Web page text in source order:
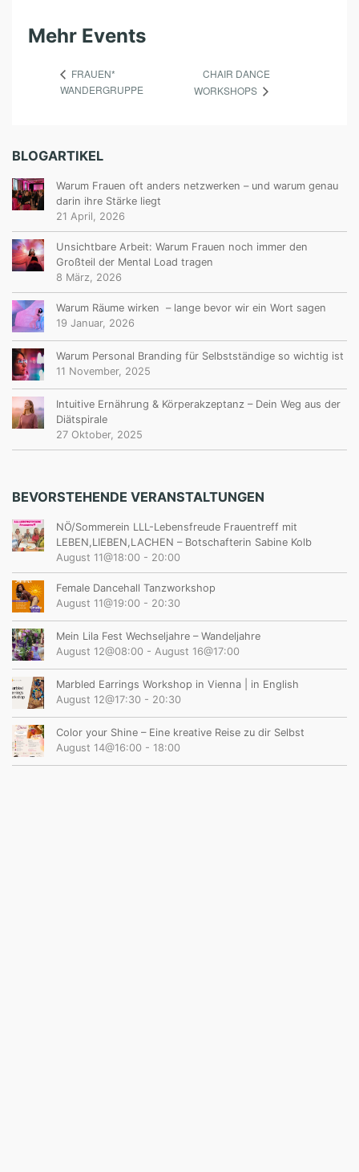
Mehr Events
FRAUEN*
WANDERGRUPPE
CHAIR DANCE
WORKSHOPS
BLOGARTIKEL
Warum Frauen oft anders netzwerken – und warum genau
darin ihre Stärke liegt
21 April, 2026
Unsichtbare Arbeit: Warum Frauen noch immer den
Großteil der Mental Load tragen
8 März, 2026
Warum Räume wirken – lange bevor wir ein Wort sagen
19 Januar, 2026
Warum Personal Branding für Selbstständige so wichtig ist
11 November, 2025
Intuitive Ernährung & Körperakzeptanz – Dein Weg aus der
Diätspirale
27 Oktober, 2025
BEVORSTEHENDE VERANSTALTUNGEN
NÖ/Sommerein LLL-Lebensfreude Frauentreff mit
LEBEN,LIEBEN,LACHEN – Botschafterin Sabine Kolb
August 11@18:00 - 20:00
Female Dancehall Tanzworkshop
August 11@19:00 - 20:30
Mein Lila Fest Wechseljahre – Wandeljahre
August 12@08:00 - August 16@17:00
Marbled Earrings Workshop in Vienna | in English
August 12@17:30 - 20:30
Color your Shine – Eine kreative Reise zu dir Selbst
August 14@16:00 - 18:00